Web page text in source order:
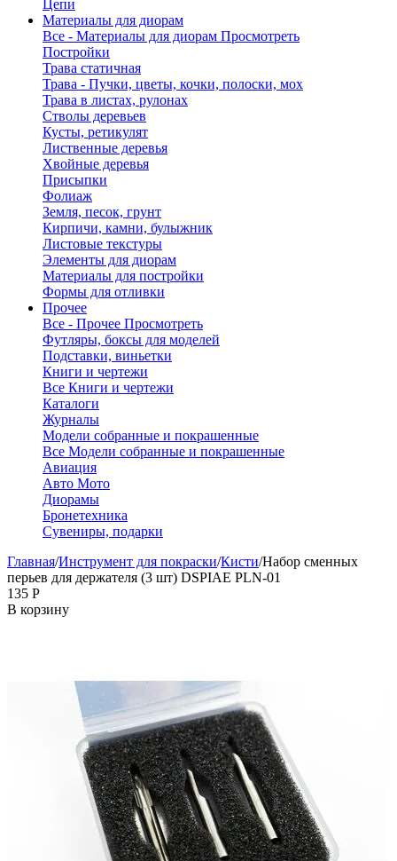
Цепи
Материалы для диорам
Все - Материалы для диорам Просмотреть
Постройки
Трава статичная
Трава - Пучки, цветы, кочки, полоски, мох
Трава в листах, рулонах
Стволы деревьев
Кусты, ретикулят
Лиственные деревья
Хвойные деревья
Присыпки
Фолиаж
Земля, песок, грунт
Кирпичи, камни, булыжник
Листовые текстуры
Элементы для диорам
Материалы для постройки
Формы для отливки
Прочее
Все - Прочее Просмотреть
Футляры, боксы для моделей
Подставки, виньетки
Книги и чертежи
Все Книги и чертежи
Каталоги
Журналы
Модели собранные и покрашенные
Все Модели собранные и покрашенные
Авиация
Авто Мото
Диорамы
Бронетехника
Сувениры, подарки
Главная/Инструмент для покраски/Кисти/Набор сменных
перьев для держателя (3 шт) DSPIAE PLN-01
‍135‍ Р
В корзину